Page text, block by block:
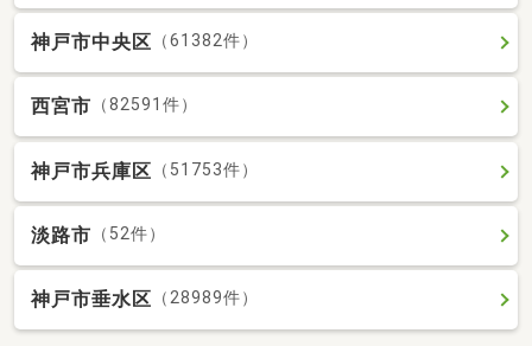
神戸市中央区 （61382件）
西宮市 （82591件）
神戸市兵庫区 （51753件）
淡路市 （52件）
神戸市垂水区 （28989件）